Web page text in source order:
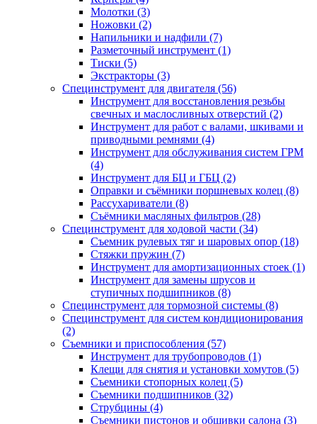
Молотки (3)
Ножовки (2)
Напильники и надфили (7)
Разметочный инструмент (1)
Тиски (5)
Экстракторы (3)
Специнструмент для двигателя (56)
Инструмент для восстановления резьбы
свечных и маслосливных отверстий (2)
Инструмент для работ с валами, шкивами и
приводными ремнями (4)
Инструмент для обслуживания систем ГРМ
(4)
Инструмент для БЦ и ГБЦ (2)
Оправки и съёмники поршневых колец (8)
Рассухариватели (8)
Съёмники масляных фильтров (28)
Специнструмент для ходовой части (34)
Съемник рулевых тяг и шаровых опор (18)
Стяжки пружин (7)
Инструмент для амортизационных стоек (1)
Инструмент для замены шрусов и
ступичных подшипников (8)
Специнструмент для тормозной системы (8)
Специнструмент для систем кондиционирования
(2)
Съемники и приспособления (57)
Инструмент для трубопроводов (1)
Клещи для снятия и установки хомутов (5)
Съемники стопорных колец (5)
Съемники подшипников (32)
Струбцины (4)
Съемники пистонов и обшивки салона (3)